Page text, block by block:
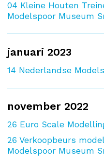
04 Kleine Houten
Modelspoor Museum
januari 2023
14 Nederlandse
november 2022
26 Euro Scale
26 Verkoopbeurs
Modelspoor Museum